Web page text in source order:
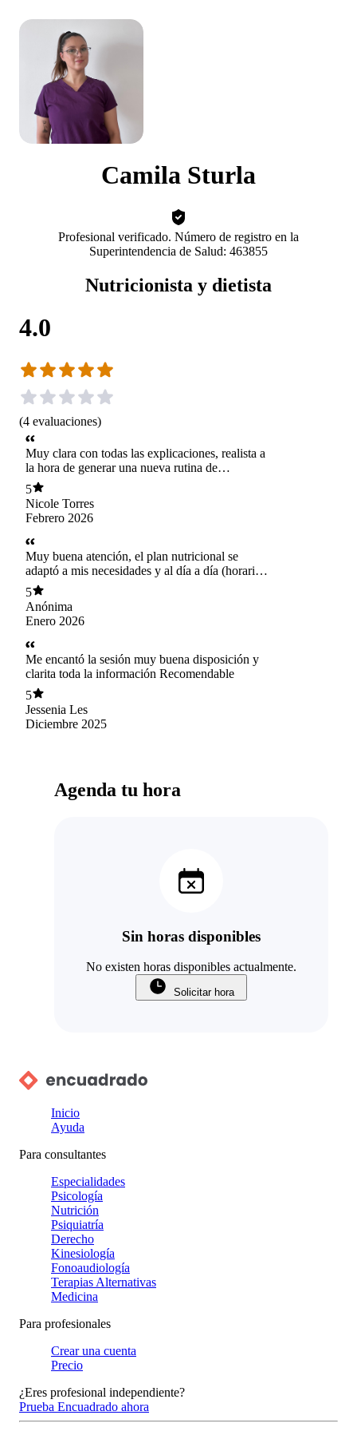
Camila Sturla
Profesional verificado. Número de registro en la
Superintendencia de Salud: 463855
Nutricionista y dietista
4.0
(4 evaluaciones)
Muy clara con todas las explicaciones, realista a
la hora de generar una nueva rutina de
alimentación. Muy dispuesta a resolver mis
dudas. Me gustó la orientación que me dio!
5
Nicole Torres
Febrero 2026
Muy buena atención, el plan nutricional se
adaptó a mis necesidades y al día a día (horarios
extensos de trabajo y poco tiempo para
organizarme), así es que 100% recomendada ☺️
5
Anónima
Enero 2026
Me encantó la sesión muy buena disposición y
clarita toda la información Recomendable
5
Jessenia Les
Diciembre 2025
Agenda tu hora
Sin horas disponibles
No existen horas disponibles actualmente.
Solicitar hora
Inicio
Ayuda
Para consultantes
Especialidades
Psicología
Nutrición
Psiquiatría
Derecho
Kinesiología
Fonoaudiología
Terapias Alternativas
Medicina
Para profesionales
Crear una cuenta
Precio
¿Eres profesional independiente?
Prueba Encuadrado ahora